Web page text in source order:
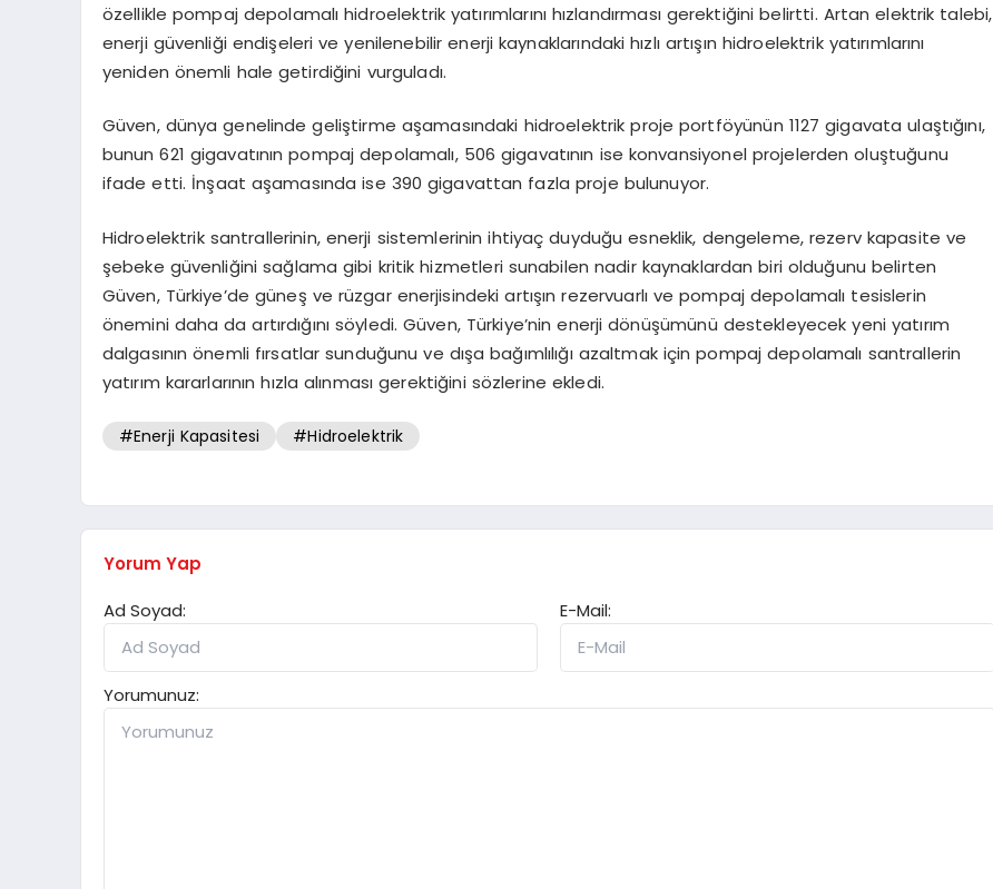
özellikle pompaj depolamalı hidroelektrik yatırımlarını hızlandırması gerektiğini belirtti. Artan elektrik talebi,
enerji güvenliği endişeleri ve yenilenebilir enerji kaynaklarındaki hızlı artışın hidroelektrik yatırımlarını
yeniden önemli hale getirdiğini vurguladı.
Güven, dünya genelinde geliştirme aşamasındaki hidroelektrik proje portföyünün 1127 gigavata ulaştığını,
bunun 621 gigavatının pompaj depolamalı, 506 gigavatının ise konvansiyonel projelerden oluştuğunu
ifade etti. İnşaat aşamasında ise 390 gigavattan fazla proje bulunuyor.
Hidroelektrik santrallerinin, enerji sistemlerinin ihtiyaç duyduğu esneklik, dengeleme, rezerv kapasite ve
şebeke güvenliğini sağlama gibi kritik hizmetleri sunabilen nadir kaynaklardan biri olduğunu belirten
Güven, Türkiye’de güneş ve rüzgar enerjisindeki artışın rezervuarlı ve pompaj depolamalı tesislerin
önemini daha da artırdığını söyledi. Güven, Türkiye’nin enerji dönüşümünü destekleyecek yeni yatırım
dalgasının önemli fırsatlar sunduğunu ve dışa bağımlılığı azaltmak için pompaj depolamalı santrallerin
yatırım kararlarının hızla alınması gerektiğini sözlerine ekledi.
#Enerji Kapasitesi #Hidroelektrik
Yorum Yap
Ad Soyad:
E-Mail:
Yorumunuz: